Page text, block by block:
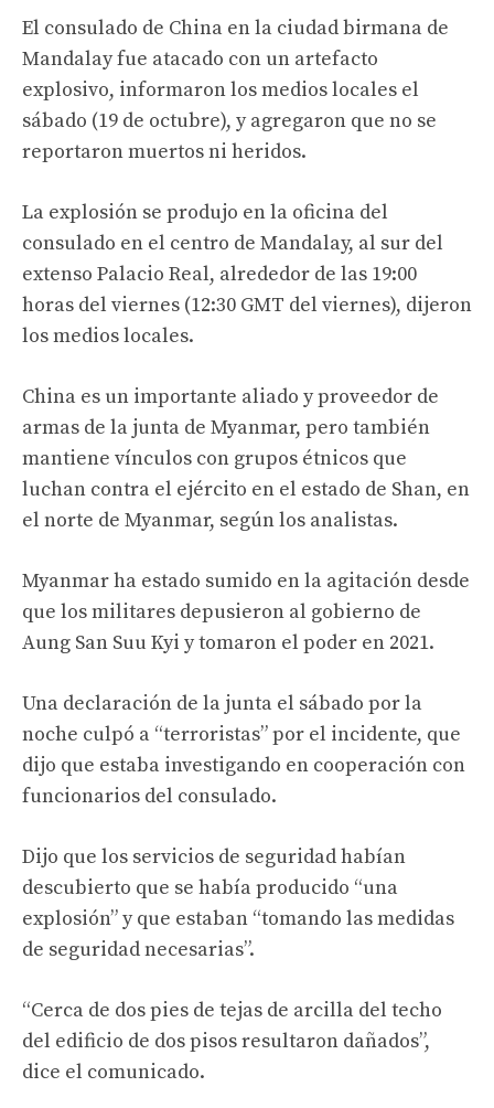
El consulado de China en la ciudad birmana de
Mandalay fue atacado con un artefacto
explosivo, informaron los medios locales el
sábado (19 de octubre), y agregaron que no se
reportaron muertos ni heridos.
La explosión se produjo en la oficina del
consulado en el centro de Mandalay, al sur del
extenso Palacio Real, alrededor de las 19:00
horas del viernes (12:30 GMT del viernes), dijeron
los medios locales.
China es un importante aliado y proveedor de
armas de la junta de Myanmar, pero también
mantiene vínculos con grupos étnicos que
luchan contra el ejército en el estado de Shan, en
el norte de Myanmar, según los analistas.
Myanmar ha estado sumido en la agitación desde
que los militares depusieron al gobierno de
Aung San Suu Kyi y tomaron el poder en 2021.
Una declaración de la junta el sábado por la
noche culpó a “terroristas” por el incidente, que
dijo que estaba investigando en cooperación con
funcionarios del consulado.
Dijo que los servicios de seguridad habían
descubierto que se había producido “una
explosión” y que estaban “tomando las medidas
de seguridad necesarias”.
“Cerca de dos pies de tejas de arcilla del techo
del edificio de dos pisos resultaron dañados”,
dice el comunicado.